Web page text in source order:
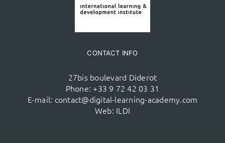
CONTACT INFO
27bis boulevard Diderot
Phone: +33 9 72 42 03 31
E-mail: contact@digital-learning-academy.com
Web: ILDI